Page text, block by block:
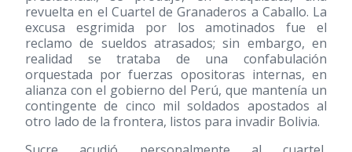
revuelta en el Cuartel de Granaderos a Caballo. La
excusa esgrimida por los amotinados fue el
reclamo de sueldos atrasados; sin embargo, en
realidad se trataba de una confabulación
orquestada por fuerzas opositoras internas, en
alianza con el gobierno del Perú, que mantenía un
contingente de cinco mil soldados apostados al
otro lado de la frontera, listos para invadir Bolivia.